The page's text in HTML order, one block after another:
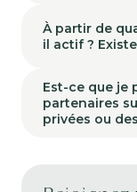
À partir de
il actif ?
Est-ce que je
partenaires
privées ou